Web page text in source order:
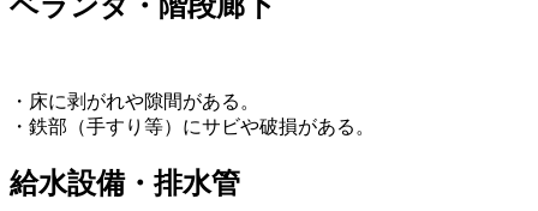
・床に剥がれや隙間がある。
・鉄部（手すり等）にサビや破損がある。
給水設備・排水管